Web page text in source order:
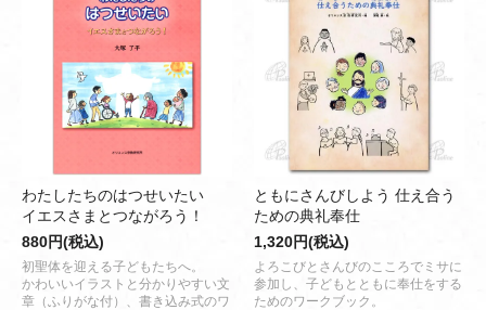
わたしたちのはつせいたい
イエスさまとつながろう！
880円(税込)
初聖体を迎える子どもたちへ。
かわいいイラストと分かりやすい文
章（ふりがな付）、書き込み式のワ
ともにさんびしよう 仕え合う
ための典礼奉仕
1,320円(税込)
よろこびとさんびのこころでミサに
参加し、子どもとともに奉仕をする
ためのワークブック。